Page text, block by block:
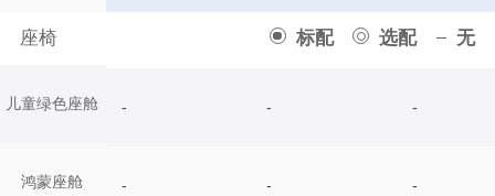
座椅 标配 选配 无
儿童绿色座舱
鸿蒙座舱
- - -
- - -